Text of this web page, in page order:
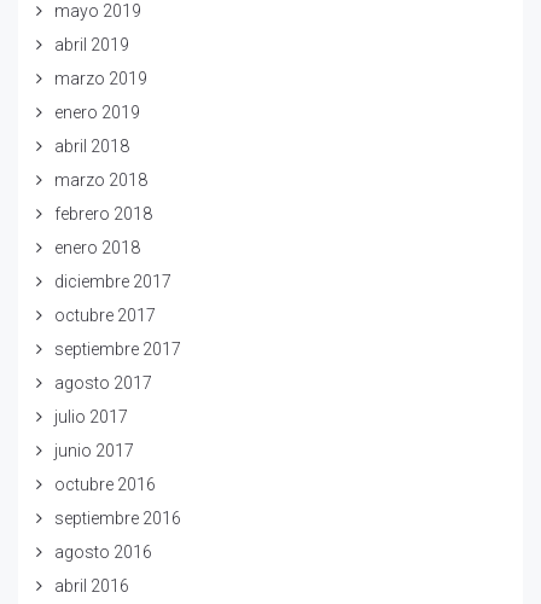
mayo 2019
abril 2019
marzo 2019
enero 2019
abril 2018
marzo 2018
febrero 2018
enero 2018
diciembre 2017
octubre 2017
septiembre 2017
agosto 2017
julio 2017
junio 2017
octubre 2016
septiembre 2016
agosto 2016
abril 2016